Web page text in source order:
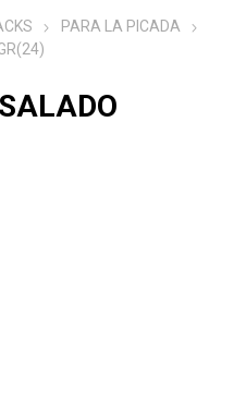
PARA LA PICADA